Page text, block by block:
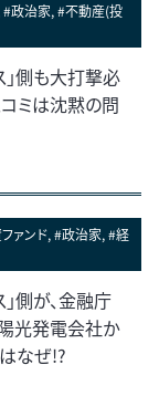
#政治家, #不動産(投
」側も大打撃必
ミは沈黙の問
ァンド, #政治家, #経
」側が、金融庁
光発電会社か
なぜ!?